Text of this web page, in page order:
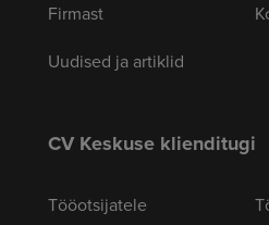
Firmast
Uudised ja artiklid
CV Keskuse klienditugi
Tööotsijatele